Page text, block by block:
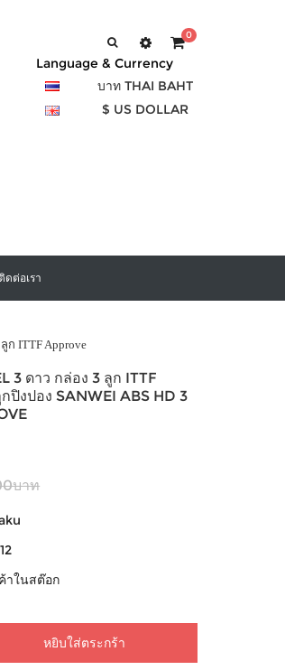
0
Language & Currency
บาท THAI BAHT
$ US DOLLAR
ติดต่อเรา
ก ITTF Approve
3 ดาว กล่อง 3 ลูก ITTF
ปิงปอง SANWEI ABS HD 3
บาท
าในสต๊อก
หยิบใส่ตระกร้า